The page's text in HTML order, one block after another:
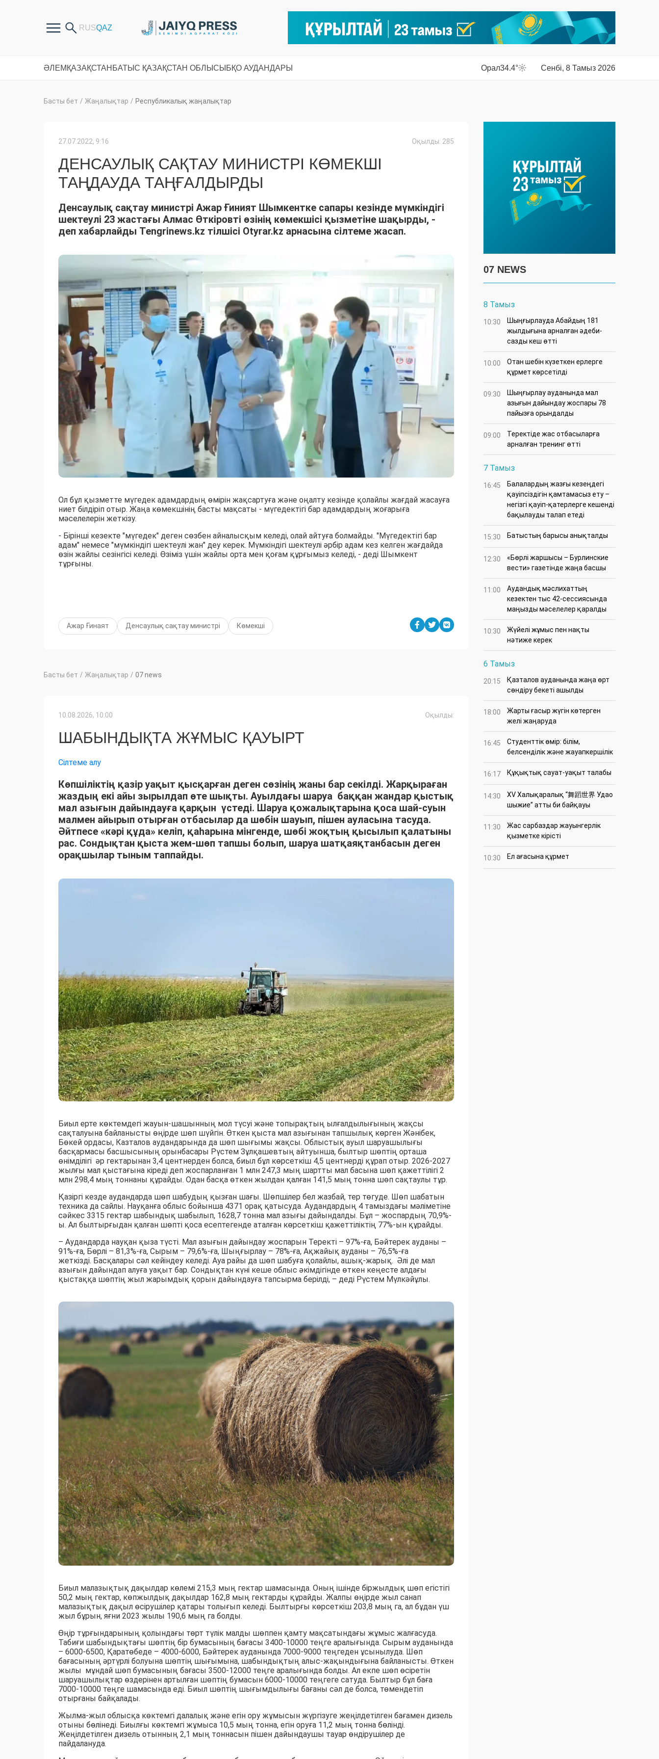
ӘЛЕМ ҚАЗАҚСТАН БАТЫС ҚАЗАҚСТАН ОБЛЫСЫ БҚО АУДАНДАРЫ Орал34.4° Сенбі, 8 Тамыз 2026
Басты бет / Жаңалықтар / Республикалық жаңалықтар
27.07.2022, 9:16 Оқылды: 285
ДЕНСАУЛЫҚ САҚТАУ МИНИСТРІ КӨМЕКШІ
ТАҢДАУДА ТАҢҒАЛДЫРДЫ
Денсаулық сақтау министрі Ажар Ғиният Шымкентке сапары кезінде мүмкіндігі
шектеулі 23 жастағы Алмас Өткіровті өзінің көмекшісі қызметіне шақырды, -
деп хабарлайды Tengrinews.kz тілшісі Otyrar.kz арнасына сілтеме жасап.
Ол бұл қызметте мүгедек адамдардың өмірін жақсартуға және оңалту кезінде қолайлы жағдай жасауға
ниет білдіріп отыр. Жаңа көмекшінің басты мақсаты - мүгедектігі бар адамдардың жоғарыға
мәселелерін жеткізу.
- Бірінші кезекте "мүгедек" деген сөзбен айналысқым келеді, олай айтуға болмайды. "Мүгедектігі бар
адам" немесе "мүмкіндігі шектеулі жан" деу керек. Мүмкіндігі шектеулі әрбір адам кез келген жағдайда
өзін жайлы сезінгісі келеді. Өзіміз үшін жайлы орта мен қоғам құрғымыз келеді, - деді Шымкент
тұрғыны.
Ажар Ғинаят Денсаулық сақтау министрі Көмекші
Басты бет / Жаңалықтар / 07 news
10.08.2026, 10:00 Оқылды:
ШАБЫНДЫҚТА ЖҰМЫС ҚАУЫРТ
Сілтеме алу
Көпшіліктің қазір уақыт қысқарған деген сөзінің жаны бар секілді. Жарқыраған
жаздың екі айы зырылдап өте шықты. Ауылдағы шаруа баққан жандар қыстық
мал азығын дайындауға қарқын үстеді. Шаруа қожалықтарына қоса шай-суын
малмен айырып отырған отбасылар да шөбін шауып, пішен ауласына тасуда.
Әйтпесе «кәрі құда» келіп, қаһарына мінгенде, шөбі жоқтың қысылып қалатыны
рас. Сондықтан қыста жем-шөп тапшы болып, шаруа шатқаяқтанбасын деген
орақшылар тыным таппайды.
Биыл ерте көктемдегі жауын-шашынның мол түсуі және топырақтың ылғалдылығының жақсы
сақталуына байланысты өңірде шөп шүйгін. Өткен қыста мал азығынан тапшылық көрген Жәнібек,
Бөкей ордасы, Казталов аудандарында да шөп шығымы жақсы. Облыстық ауыл шаруашылығы
басқармасы басшысының орынбасары Рүстем Зұлқашевтың айтуынша, былтыр шөптің орташа
өнімділігі әр гектарынан 3,4 центнерден болса, биыл бұл көрсеткіш 4,5 центнерді құрап отыр. 2026-2027
жылғы мал қыстағына кіреді деп жоспарланған 1 млн 247,3 мың шартты мал басына шөп қажеттілігі 2
млн 298,4 мың тоннаны құрайды. Одан басқа өткен жылдан қалған 141,5 мың тонна шөп сақтаулы тұр.
Қазіргі кезде аудандарда шөп шабудың қызған шағы. Шөпшілер бел жазбай, тер төгуде. Шөп шабатын
техника да сайлы. Науқанға облыс бойынша 4371 орақ қатысуда. Аудандардың 4 тамыздағы мәліметіне
сәйкес 3315 гектар шабындық шабылып, 1628,7 тонна мал азығы дайындалды. Бұл – жоспардың 70,9%-
ы. Ал былтырғыдан қалған шөпті қоса есептегенде аталған көрсеткіш қажеттіліктің 77%-ын құрайды.
– Аудандарда науқан қыза түсті. Мал азығын дайындау жоспарын Теректі – 97%-ға, Бәйтерек ауданы –
91%-ға, Бөрлі – 81,3%-ға, Сырым – 79,6%-ға, Шыңғырлау – 78%-ға, Ақжайық ауданы – 76,5%-ға
жеткізді. Басқалары сәл кейіндеу келеді. Ауа райы да шөп шабуға қолайлы, ашық-жарық. Әлі де мал
азығын дайындап алуға уақыт бар. Сондықтан күні кеше облыс әкімдігінде өткен кеңесте алдағы
қыстаққа шөптің жыл жарымдық қорын дайындауға тапсырма берілді, – деді Рүстем Мүлкәйұлы.
Биыл малазықтық дақылдар көлемі 215,3 мың гектар шамасында. Оның ішінде біржылдық шөп егістігі
50,2 мың гектар, көпжылдық дақылдар 162,8 мың гектарды құрайды. Жалпы өңірде жыл санап
малазықтық дақыл өсірушілер қатары толығып келеді. Былтырғы көрсеткіш 203,8 мың га, ал бұдан үш
жыл бұрын, яғни 2023 жылы 190,6 мың га болды.
Өңір тұрғындарының қолындағы төрт түлік малды шөппен қамту мақсатындағы жұмыс жалғасуда.
Табиғи шабындықтағы шөптің бір бумасының бағасы 3400-10000 теңге аралығында. Сырым ауданында
– 6000-6500, Қаратөбеде – 4000-6000, Бәйтерек ауданында 7000-9000 теңгеден ұсынылуда. Шөп
бағасының әртүрлі болуына шөптің шығымына, шабындықтың алыс-жақындығына байланысты. Өткен
жылы мұндай шөп бумасының бағасы 3500-12000 теңге аралығында болды. Ал екпе шөп өсіретін
шаруашылықтар өздерінен артылған шөптің бумасын 6000-10000 теңгеге сатуда. Былтыр бұл баға
7000-10000 теңге шамасында еді. Биыл шөптің шығымдылығы бағаны сәл де болса, төмендетіп
отырғаны байқалады.
Жылма-жыл облысқа көктемгі далалық және егін ору жұмысын жүргізуге жеңілдетілген бағамен дизель
отыны бөлінеді. Биылғы көктемгі жұмыса 10,5 мың тонна, егін оруға 11,2 мың тонна бөлінді.
Жеңілдетілген дизель отынның 2,1 мың тоннасын пішен дайындаушы тауар өндірушілер де
пайдалануда.
07 NEWS
8 Тамыз
10:30
Шыңғырлауда Абайдың 181
жылдығына арналған әдеби-
сазды кеш өтті
10:00
Отан шебін күзеткен ерлерге
құрмет көрсетілді
09:30
​Шыңғырлау ауданында мал
азығын дайындау жоспары 78
пайызға орындалды
09:00
​Теректіде жас отбасыларға
арналған тренинг өтті
7 Тамыз
16:45
Балалардың жазғы кезеңдегі
қауіпсіздігін қамтамасыз ету –
негізгі қауіп-қатерлерге кешенді
бақылауды талап етеді
15:30 Батыстың барысы анықталды
12:30
«Бөрлі жаршысы – Бурлинские
вести» газетінде жаңа басшы
11:00
Аудандық мәслихаттың
кезектен тыс 42-сессиясында
маңызды мәселелер қаралды
10:30
Жүйелі жұмыс пен нақты
нәтиже керек
6 Тамыз
20:15
Қазталов ауданында жаңа өрт
сөндіру бекеті ашылды
18:00
Жарты ғасыр жүгін көтерген
желі жаңаруда
16:45
Студенттік өмір: білім,
белсенділік және жауапкершілік
16:17 Құқықтық сауат-уақыт талабы
14:30
XV Халықаралық “舞蹈世界 Удао
шыжие” атты би байқауы
11:30
Жас сарбаздар жауынгерлік
қызметке кірісті
10:30 Ел ағасына құрмет